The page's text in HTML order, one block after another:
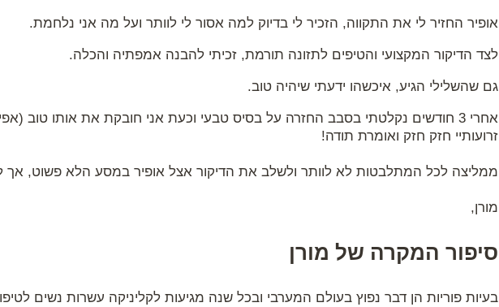
אופיר החזיר לי את התקווה, הזכיר לי בדיוק למה אסור לי לוותר ועל מה אני נלחמת.
לצד הדיקור המקצועי והטיפים לתזונה תורמת, זכיתי להבנה אמפתיה והכלה.
גם שהשלילי הגיע, איכשהו ידעתי שיהיה טוב.
אחרי 3 חודשים נקלטתי בסבב החזרה על בסיס טבעי וכעת אני חובקת את אותו טוב
זרועותיי חזק חזק ואומרת תודה!
ממליצה לכל המתלבטות לא לוותר ולשלב את הדיקור אצל אופיר במסע הלא פשוט, אך
מורן,
סיפור המקרה של מורן
בעיות פוריות הן דבר נפוץ בעולם המערבי ובכל שנה מגיעות לקליניקה עשרות נשים